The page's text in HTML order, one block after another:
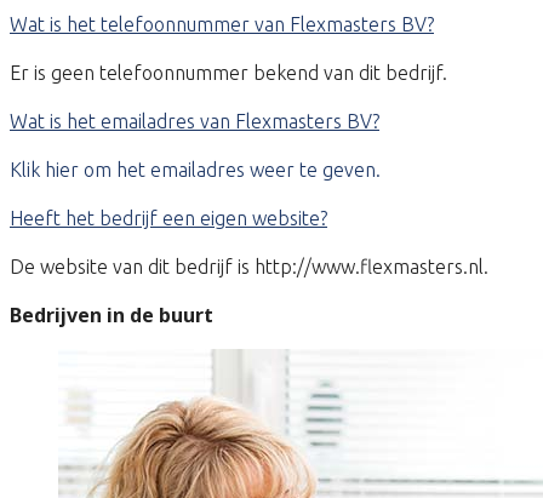
Wat is het telefoonnummer van Flexmasters BV?
Er is geen telefoonnummer bekend van dit bedrijf.
Wat is het emailadres van Flexmasters BV?
Klik hier om het emailadres weer te geven.
Heeft het bedrijf een eigen website?
De website van dit bedrijf is http://www.flexmasters.nl.
Bedrijven in de buurt